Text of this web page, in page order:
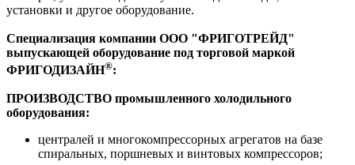
установки и другое оборудование.
Специализация компании ООО "ФРИГОТРЕЙД"
выпускающей оборудование под торговой маркой
ФРИГОДИЗАЙН®:
ПРОИЗВОДСТВО промышленного холодильного
оборудования:
централей и многокомпрессорных агрегатов на базе
спиральных, поршневых и винтовых компрессоров;